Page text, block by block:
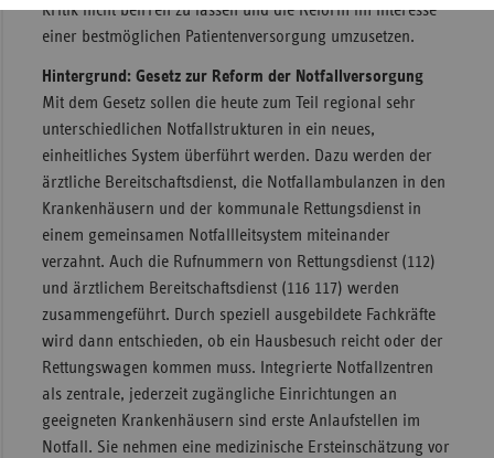
Kritik nicht beirren zu lassen und die Reform im Interesse
einer bestmöglichen Patientenversorgung umzusetzen.
Hintergrund: Gesetz zur Reform der Notfallversorgung
Mit dem Gesetz sollen die heute zum Teil regional sehr
unterschiedlichen Notfallstrukturen in ein neues,
einheitliches System überführt werden. Dazu werden der
ärztliche Bereitschaftsdienst, die Notfallambulanzen in den
Krankenhäusern und der kommunale Rettungsdienst in
einem gemeinsamen Notfallleitsystem miteinander
verzahnt. Auch die Rufnummern von Rettungsdienst (112)
und ärztlichem Bereitschaftsdienst (116 117) werden
zusammengeführt. Durch speziell ausgebildete Fachkräfte
wird dann entschieden, ob ein Hausbesuch reicht oder der
Rettungswagen kommen muss. Integrierte Notfallzentren
als zentrale, jederzeit zugängliche Einrichtungen an
geeigneten Krankenhäusern sind erste Anlaufstellen im
Notfall. Sie nehmen eine medizinische Ersteinschätzung vor